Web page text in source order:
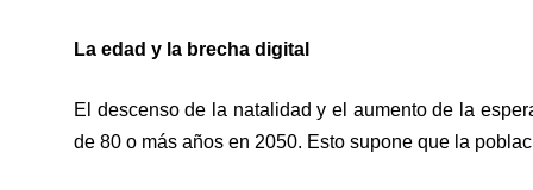
La edad y la brecha digital
El descenso de la natalidad y el aumento de la
de 80 o más años en 2050. Esto supone que la